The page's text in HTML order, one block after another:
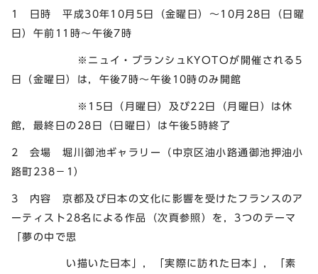
1 日時 平成30年10月5日（金曜日）～10月28日（日曜
日）午前11時～午後7時
※ニュイ・ブランシュKYOTOが開催される5
日（金曜日）は，午後7時～午後10時のみ開館
※15日（月曜日）及び22日（月曜日）は休
館，最終日の28日（日曜日）は午後5時終了
2 会場 堀川御池ギャラリー（中京区油小路通御池押油小
路町238－1）
3 内容 京都及び日本の文化に影響を受けたフランスのア
ーティスト28名による作品（次頁参照）を，3つのテーマ
「夢の中で思
い描いた日本」，「実際に訪れた日本」，「素